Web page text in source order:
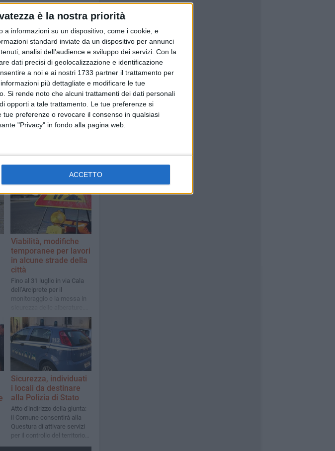
è la nostra priorità
a informazioni su un dispositivo, come i cookie, e
standard inviate da un dispositivo per annunci
analisi dell'audience e sviluppo dei servizi. Con la
dati precisi di geolocalizzazione e identificazione
a noi e ai nostri 1733 partner il trattamento per
più dettagliate e modificare le tue
Si rende noto che alcuni trattamenti dei dati personali
opporti a tale trattamento. Le tue preferenze si
preferenze o revocare il consenso in qualsiasi
"Privacy" in fondo alla pagina web.
ACCETTO
Barletta, Andria, Trani e
2026
il programma
di venerdì 7 agosto
Viabilità, modifiche
temporanee per lavori
in alcune strade della
città
Fino al 31 luglio in via Cala
dell’Arciprete per il
monitoraggio e la messa in
Dal 27 luglio lavori di scavo
in via Strada del Carro e via
Luigi Di Molfetta
Sicurezza, individuati
i locali da destinare
alla Polizia di Stato
Atto d'indirizzo della giunta:
il Comune consentirà alla
Questura di attivare servizi
per il controllo del territorio e